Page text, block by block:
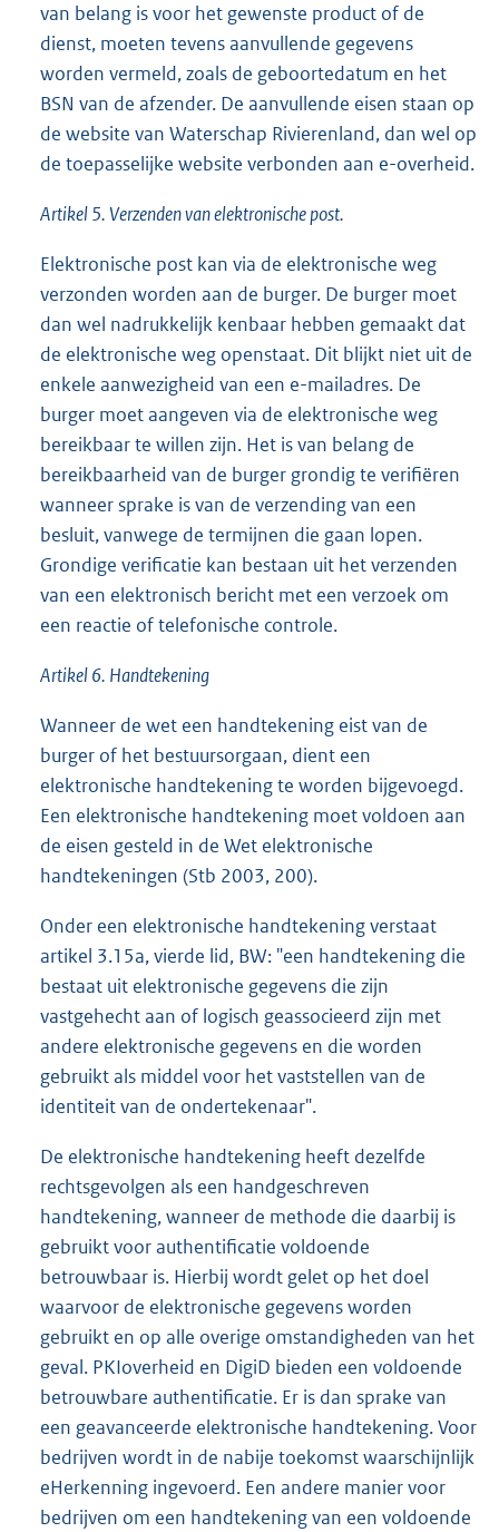
van belang is voor het gewenste product of de
dienst, moeten tevens aanvullende gegevens
worden vermeld, zoals de geboortedatum en het
BSN van de afzender. De aanvullende eisen staan op
de website van Waterschap Rivierenland, dan wel op
de toepasselijke website verbonden aan e-overheid.
Artikel 5. Verzenden van elektronische post.
Elektronische post kan via de elektronische weg
verzonden worden aan de burger. De burger moet
dan wel nadrukkelijk kenbaar hebben gemaakt dat
de elektronische weg openstaat. Dit blijkt niet uit de
enkele aanwezigheid van een e-mailadres. De
burger moet aangeven via de elektronische weg
bereikbaar te willen zijn. Het is van belang de
bereikbaarheid van de burger grondig te verifiëren
wanneer sprake is van de verzending van een
besluit, vanwege de termijnen die gaan lopen.
Grondige verificatie kan bestaan uit het verzenden
van een elektronisch bericht met een verzoek om
een reactie of telefonische controle.
Artikel 6. Handtekening
Wanneer de wet een handtekening eist van de
burger of het bestuursorgaan, dient een
elektronische handtekening te worden bijgevoegd.
Een elektronische handtekening moet voldoen aan
de eisen gesteld in de Wet elektronische
handtekeningen (Stb 2003, 200).
Onder een elektronische handtekening verstaat
artikel 3.15a, vierde lid, BW: "een handtekening die
bestaat uit elektronische gegevens die zijn
vastgehecht aan of logisch geassocieerd zijn met
andere elektronische gegevens en die worden
gebruikt als middel voor het vaststellen van de
identiteit van de ondertekenaar".
De elektronische handtekening heeft dezelfde
rechtsgevolgen als een handgeschreven
handtekening, wanneer de methode die daarbij is
gebruikt voor authentificatie voldoende
betrouwbaar is. Hierbij wordt gelet op het doel
waarvoor de elektronische gegevens worden
gebruikt en op alle overige omstandigheden van het
geval. PKIoverheid en DigiD bieden een voldoende
betrouwbare authentificatie. Er is dan sprake van
een geavanceerde elektronische handtekening. Voor
bedrijven wordt in de nabije toekomst waarschijnlijk
eHerkenning ingevoerd. Een andere manier voor
bedrijven om een handtekening van een voldoende